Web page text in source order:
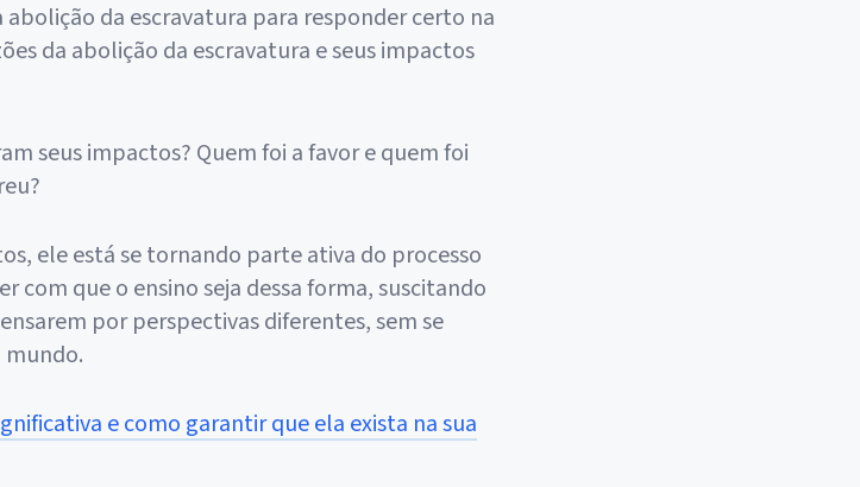
da escravatura para responder certo na
da abolição da escravatura e seus impactos
seus impactos? Quem foi a favor e quem foi
ele está se tornando parte ativa do processo
com que o ensino seja dessa forma, suscitando
por perspectivas diferentes, sem se
e como garantir que ela exista na sua